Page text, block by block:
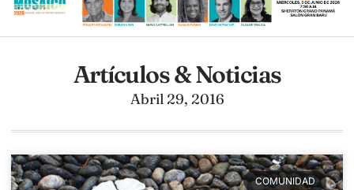
Artículos & Noticias
Abril 29, 2016
COMUNIDAD